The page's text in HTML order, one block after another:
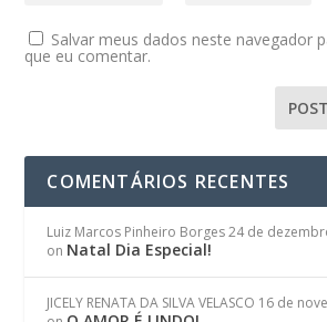
Salvar meus dados neste navegador
que eu comentar.
COMENTÁRIOS RECENTES
Luiz Marcos Pinheiro Borges 24 de
on Natal Dia Especial!
JICELY RENATA DA SILVA VELASCO 16 de